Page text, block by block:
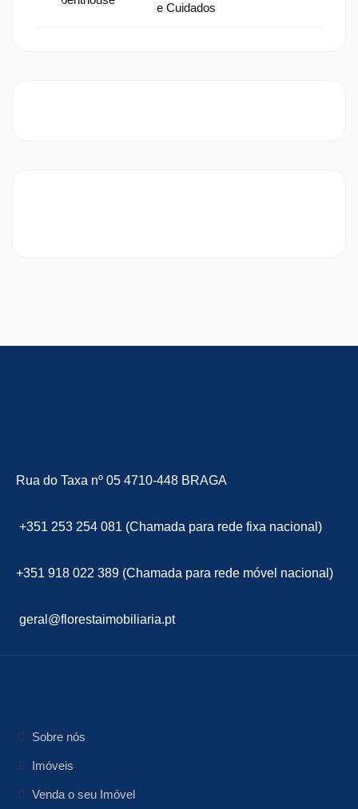
e Cuidados
Rua do Taxa nº 05 4710-448 BRAGA
+351 253 254 081 (Chamada para rede fixa nacional)
+351 918 022 389 (Chamada para rede móvel nacional)
geral@florestaimobiliaria.pt
Sobre nós
Imóveis
Venda o seu Imóvel